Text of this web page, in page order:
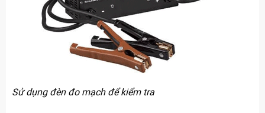
Sử dụng đèn đo mạch để kiểm tra